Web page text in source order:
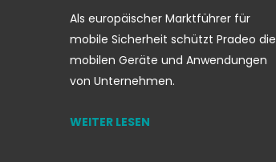
Als europäischer Marktführer für
mobile Sicherheit schützt Pradeo die
mobilen Geräte und Anwendungen
von Unternehmen.
WEITER LESEN